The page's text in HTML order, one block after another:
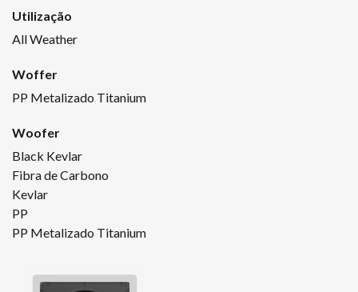
Utilização
All Weather
Woffer
PP Metalizado Titanium
Woofer
Black Kevlar
Fibra de Carbono
Kevlar
PP
PP Metalizado Titanium